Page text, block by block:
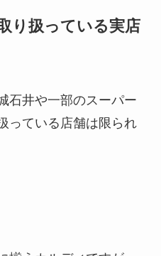
り扱っている実店
石井や一部のスーパー
っている店舗は限られ